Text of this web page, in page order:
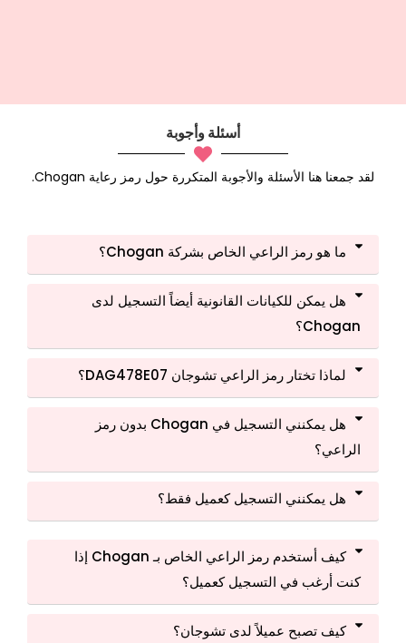
أسئلة وأجوبة
لقد جمعنا هنا الأسئلة والأجوبة المتكررة حول رمز رعاية Chogan.
ما هو رمز الراعي الخاص بشركة Chogan؟
هل يمكن للكيانات القانونية أيضاً التسجيل لدى
Chogan؟
لماذا تختار رمز الراعي تشوجان DAG478E07؟
هل يمكنني التسجيل في Chogan بدون رمز
الراعي؟
هل يمكنني التسجيل كعميل فقط؟
كيف أستخدم رمز الراعي الخاص بـ Chogan إذا
كنت أرغب في التسجيل كعميل؟
كيف تصبح عميلاً لدى تشوجان؟